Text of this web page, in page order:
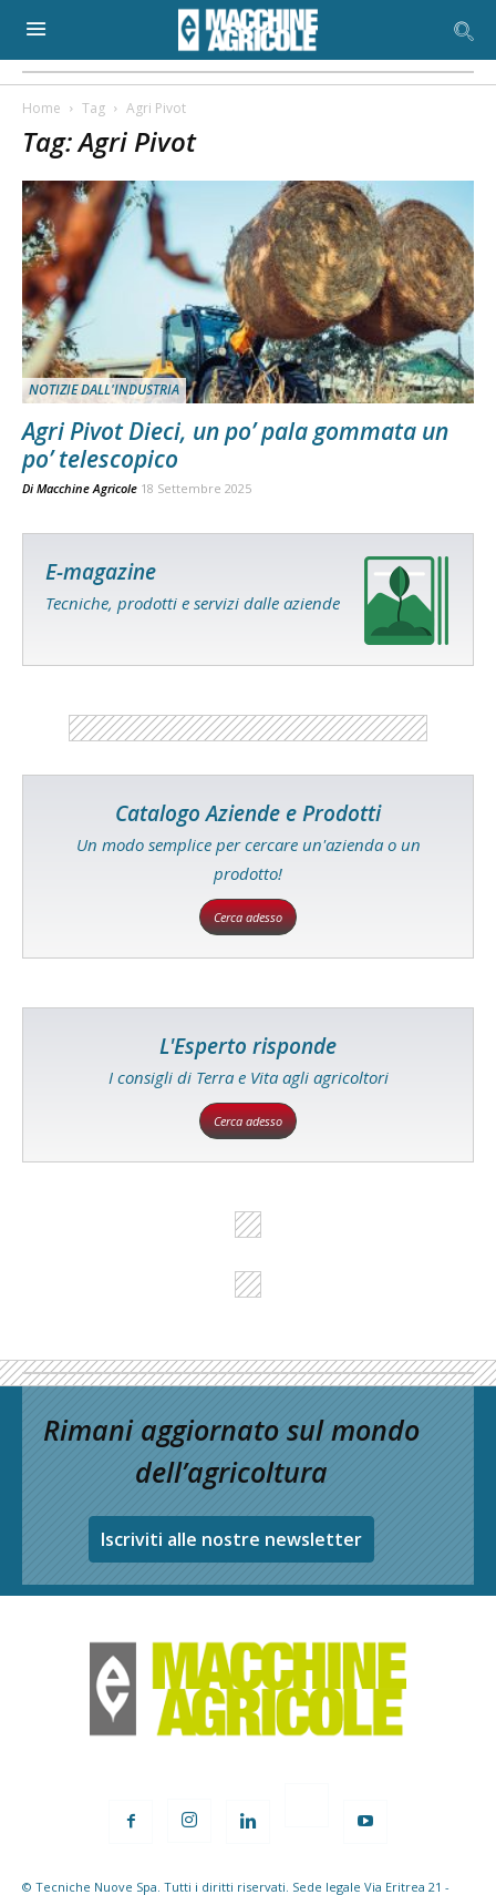
Home Tag Agri Pivot
Tag: Agri Pivot
NOTIZIE DALL'INDUSTRIA
Agri Pivot Dieci, un po’ pala gommata un
po’ telescopico
Di Macchine Agricole 18 Settembre 2025
E-magazine
Tecniche, prodotti e servizi dalle aziende
Catalogo Aziende e Prodotti
Un modo semplice per cercare un'azienda o un
prodotto!
Cerca adesso
L'Esperto risponde
I consigli di Terra e Vita agli agricoltori
Cerca adesso
Rimani aggiornato sul mondo
dell’agricoltura
Iscriviti alle nostre newsletter
© Tecniche Nuove Spa. Tutti i diritti riservati. Sede legale Via Eritrea 21 -